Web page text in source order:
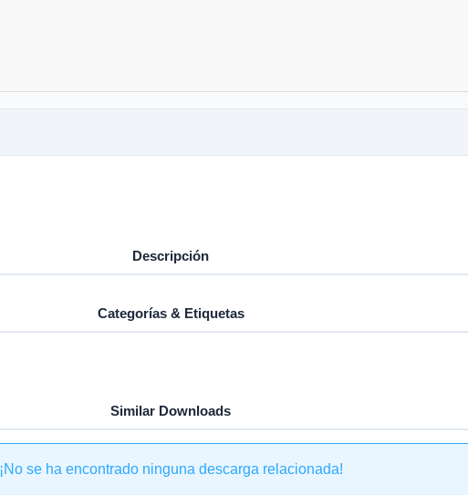
Descripción
Categorías & Etiquetas
Similar Downloads
¡No se ha encontrado ninguna descarga relacionada!